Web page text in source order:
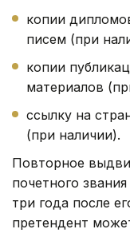
копии
писем (при
копии
материалов
ссылку на
(при наличии).
Повторное
почетного
три года после
претендент